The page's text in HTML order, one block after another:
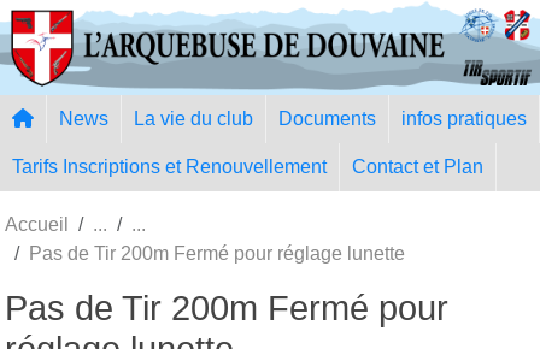
News La vie du club Documents infos pratiques
Tarifs Inscriptions et Renouvellement Contact et Plan
Accueil
Pas de Tir 200m Fermé pour réglage lunette
Pas de Tir 200m Fermé pour
Panneau de gestion des cookies